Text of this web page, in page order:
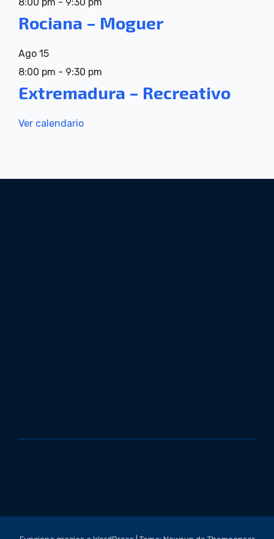
Rociana – Moguer
Ago 15
8:00 pm - 9:30 pm
Extremadura – Recreativo
Ver calendario